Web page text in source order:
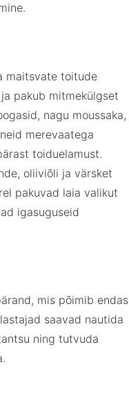
maitsvate toitude
pakub mitmekülgset
nagu moussaka,
merevaatega
toiduelamust.
oliiviõli ja värsket
pakuvad laia valikut
igasuguseid
mis põimib endas
saavad nautida
ning tutvuda